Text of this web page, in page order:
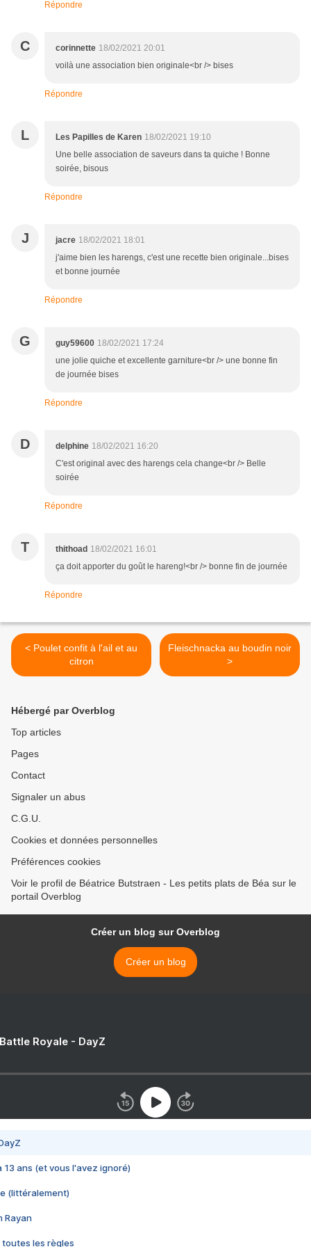
Répondre
C corinnette 18/02/2021 20:01
voilà une association bien originale<br /> bises
Répondre
L Les Papilles de Karen 18/02/2021 19:10
Une belle association de saveurs dans ta quiche ! Bonne
soirée, bisous
Répondre
J jacre 18/02/2021 18:01
j'aime bien les harengs, c'est une recette bien originale...bises
et bonne journée
Répondre
G guy59600 18/02/2021 17:24
une jolie quiche et excellente garniture<br /> une bonne fin
de journée bises
Répondre
D delphine 18/02/2021 16:20
C'est original avec des harengs cela change<br /> Belle
soirée
Répondre
T thithoad 18/02/2021 16:01
ça doit apporter du goût le hareng!<br /> bonne fin de journée
Répondre
< Poulet confit à l'ail et au
citron
Fleischnacka au boudin noir
>
Hébergé par Overblog
Top articles
Pages
Contact
Signaler un abus
C.G.U.
Cookies et données personnelles
Préférences cookies
Voir le profil de Béatrice Butstraen - Les petits plats de Béa sur le
portail Overblog
Créer un blog sur Overblog
Créer un blog
Royale - DayZ
13 ans (et vous l'avez ignoré)
(littéralement)
Rayan
toutes les règles